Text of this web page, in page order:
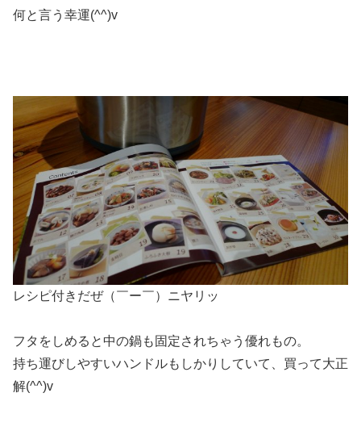
何と言う幸運(^^)v
レシピ付きだぜ（￣ー￣）ニヤリッ
フタをしめると中の鍋も固定されちゃう優れもの。
持ち運びしやすいハンドルもしかりしていて、買って大正
解(^^)v